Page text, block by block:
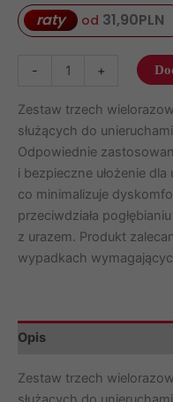
raty od 31,90PLN
-
szyn
próżniowych
(AS-
04)
+
Zestaw trzech
służących do
Odpowiednie
i bezpieczne ułożenie
co minimalizuje
przeciwdziała
z urazem. Produkt
wypadkach
Opis
Zestaw trzech